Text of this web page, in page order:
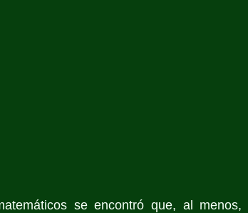
se encontró que, al menos,